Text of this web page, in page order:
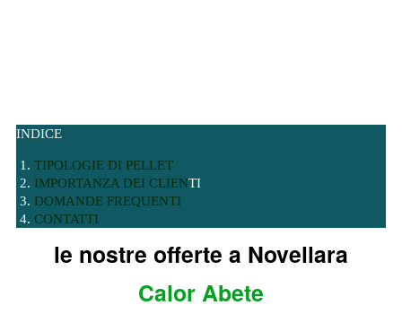
INDICE
TIPOLOGIE DI PELLET
IMPORTANZA DEI CLIENTI
DOMANDE FREQUENTI
CONTATTI
le nostre offerte a Novellara
Calor Abete